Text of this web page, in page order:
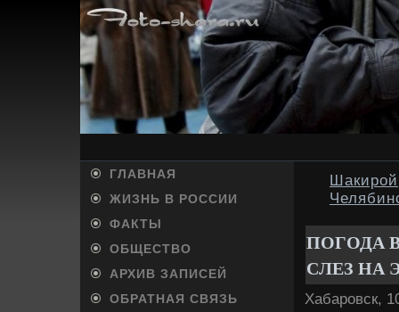
ГЛАВНАЯ
ЖИЗНЬ В РОССИИ
ФАКТЫ
ОБЩЕСТВО
АРХИВ ЗАПИСЕЙ
ОБРАТНАЯ СВЯЗЬ
ПОГОДА
СЛЕЗ НА
Хабаровск,